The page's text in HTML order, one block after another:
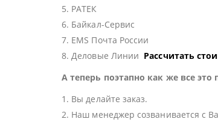
5. РАТЕК
6. Байкал-Сервис
7. EMS Почта России
8. Деловые Линии Рассчитать
А теперь поэтапно как же все это
1. Вы делайте заказ.
2. Наш менеджер созванивается с